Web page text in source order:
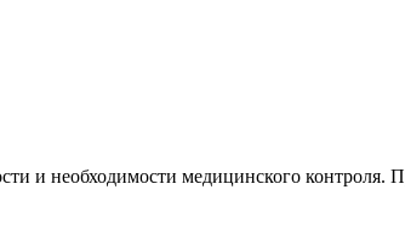
и необходимости медицинского контроля.